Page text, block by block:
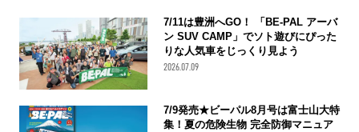
7/11は豊洲へGO！ 「BE-PAL アーバ
ン SUV CAMP」でソト遊びにぴった
りな人気車をじっくり見よう
2026.07.09
7/9発売★ビーパル8月号は富士山大特
集！夏の危険生物 完全防御マニュア